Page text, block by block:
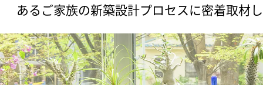
あるご家族の新築設計プロセスに密着取材